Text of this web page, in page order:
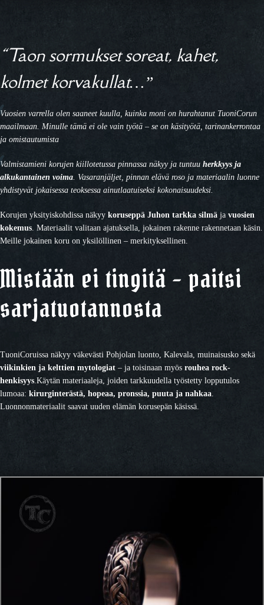
“Taon sormukset soreat, kahet,
kolmet korvakullat…”
Vuosien varrella olen saaneet kuulla, kuinka moni on hurahtanut TuoniCorun
maailmaan. Minulle tämä ei ole vain työtä – se on käsityötä, tarinankerrontaa
ja omistautumista
Valmistamieni korujen kiillotetussa pinnassa näkyy ja tuntuu herkkyys ja
alkukantainen voima. Vasaranjäljet, pinnan elävä roso ja materiaalin luonne
yhdistyvät jokaisessa teoksessa ainutlaatuiseksi kokonaisuudeksi.
Korujen yksityiskohdissa näkyy koruseppä Juhon tarkka silmä ja vuosien
kokemus. Materiaalit valitaan ajatuksella, jokainen rakenne rakennetaan käsin.
Meille jokainen koru on yksilöllinen – merkityksellinen.
Mistään ei tingitä – paitsi
sarjatuotannosta
TuoniCoruissa näkyy väkevästi Pohjolan luonto, Kalevala, muinaisusko sekä
viikinkien ja kelttien mytologiat – ja toisinaan myös rouhea rock-
henkisyys.Käytän materiaaleja, joiden tarkkuudella työstetty lopputulos
lumoaa: kirurginterästä, hopeaa, pronssia, puuta ja nahkaa.
Luonnonmateriaalit saavat uuden elämän korusepän käsissä.